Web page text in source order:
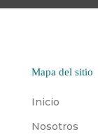
Mapa del sitio
Inicio
Nosotros